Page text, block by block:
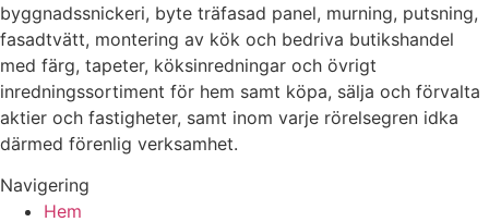
byggnadssnickeri, byte träfasad panel, murning, putsning,
fasadtvätt, montering av kök och bedriva butikshandel
med färg, tapeter, köksinredningar och övrigt
inredningssortiment för hem samt köpa, sälja och förvalta
aktier och fastigheter, samt inom varje rörelsegren idka
därmed förenlig verksamhet.
Navigering
Hem